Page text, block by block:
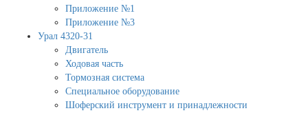
Приложение №1
Приложение №3
Урал 4320-31
Двигатель
Ходовая часть
Тормозная система
Специальное оборудование
Шоферский инструмент и принадлежности